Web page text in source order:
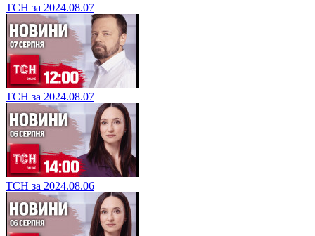
ТСН за 2024.08.07
ТСН за 2024.08.07
ТСН за 2024.08.06